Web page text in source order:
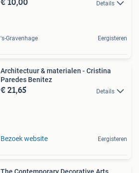
Details
's-Gravenhage Eergisteren
Architectuur & materialen - Cristina
Paredes Benitez
€ 21,65 Details
Bezoek website Eergisteren